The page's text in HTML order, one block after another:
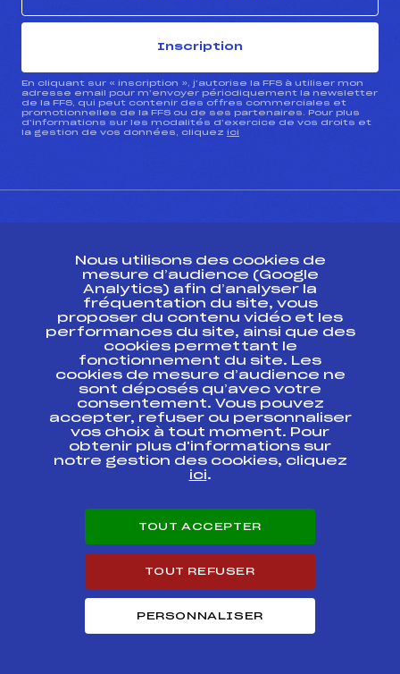
Inscription
En cliquant sur « inscription », j’autorise la FFS à utiliser mon
adresse email pour m’envoyer périodiquement la newsletter
de la FFS, qui peut contenir des offres commerciales et
promotionnelles de la FFS ou de ses partenaires. Pour plus
d’informations sur les modalités d’exercice de vos droits et
la gestion de vos données, cliquez ici
CONTACT
ESPACE PRESSE
Ressources
Pass’Neige
Projet sportif fédéral
Projet de performance fédéral
Antidopage
Pôle Développement, Formation, Suivi
Scientifique
Listes ministérielles
Enseignement professionnel
Informatique et chronométrage
Développement des habiletés mentales
Nous utilisons des cookies de
mesure d’audience (Google
Analytics) afin d’analyser la
fréquentation du site, vous
proposer du contenu vidéo et les
performances du site, ainsi que des
cookies permettant le
fonctionnement du site. Les
cookies de mesure d’audience ne
sont déposés qu’avec votre
consentement. Vous pouvez
accepter, refuser ou personnaliser
vos choix à tout moment. Pour
obtenir plus d'informations sur
notre gestion des cookies, cliquez
ici.
TOUT ACCEPTER
TOUT REFUSER
PERSONNALISER